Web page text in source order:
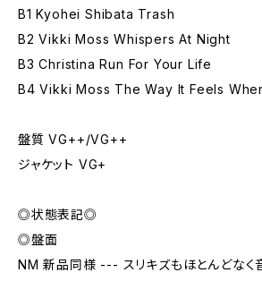
B1 Kyohei Shibata Trash
B2 Vikki Moss Whispers At Night
B3 Christina Run For Your Life
B4 Vikki Moss The Way It Feels
盤質 VG++/VG++
ジャケット VG+
◎状態表記◎
◎盤面
NM 新品同様 --- スリキズもほとんどなく